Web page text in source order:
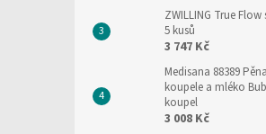
ZWILLING True
5 kusů
3 747 Kč
Medisana 88389
koupele a mléko
koupel
3 008 Kč